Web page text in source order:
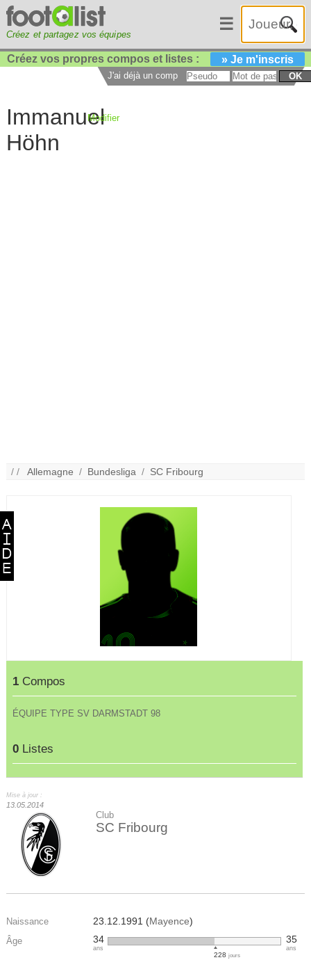
Créez et partagez vos équipes
☰
Créez vos propres compos et listes : » Je m'inscris
J'ai déjà un compte : OK
Immanuel
Höhn
Modifier
/ /Allemagne / Bundesliga / SC Fribourg
1 Compos
ÉQUIPE TYPE SV DARMSTADT 98
0 Listes
Mise à jour :
13.05.2014
Club
SC Fribourg
Naissance 23.12.1991 (Mayence)
Âge 34
ans
228jours
35
ans